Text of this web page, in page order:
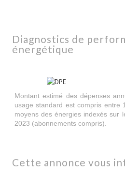
diagnostics de performance
énergétique
Montant estimé des dépenses
usage standard est compris
moyens des énergies indexés sur
2023 (abonnements compris).
cette annonce vous